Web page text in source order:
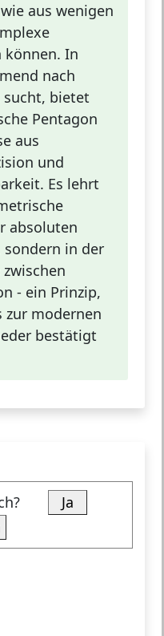
aus wenigen
können. In
nach
bietet
Pentagon
aus
und
Es lehrt
absoluten
in der
- ein Prinzip,
zur modernen
bestätigt
Ja